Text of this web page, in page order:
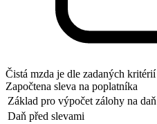
Čistá mzda je dle zadaných kritérií
Započtena sleva na poplatníka
Základ pro výpočet zálohy na daň
Daň před slevami